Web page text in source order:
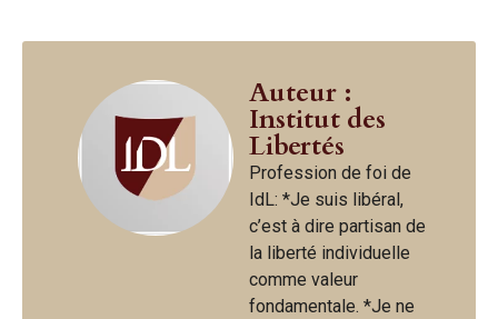
Auteur :
Institut des
Libertés
Profession de foi de
IdL: *Je suis libéral,
c’est à dire partisan de
la liberté individuelle
comme valeur
fondamentale. *Je ne